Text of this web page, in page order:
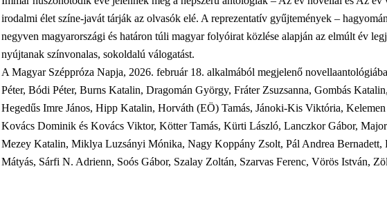
irodalmi élet színe-javát tárják az olvasók elé. A reprezentatív gyűjtemények –
negyven magyarországi és határon túli magyar folyóirat közlése alapján az elmúlt év
nyújtanak színvonalas, sokoldalú válogatást.
A Magyar Széppróza Napja, 2026. február 18. alkalmából megjelenő
Péter, Bódi Péter, Burns Katalin, Dragomán György, Fráter Zsuzsanna, Gombás
Hegedűs Imre János, Hipp Katalin, Horváth (EÖ) Tamás, Jánoki-Kis Viktória,
Kovács Dominik és Kovács Viktor, Kötter Tamás, Kürti László, Lanczkor Gábor,
Mezey Katalin, Miklya Luzsányi Mónika, Nagy Koppány Zsolt, Pál Andrea Bernadett,
Mátyás, Sárfi N. Adrienn, Soós Gábor, Szalay Zoltán, Szarvas Ferenc, Vörös István,